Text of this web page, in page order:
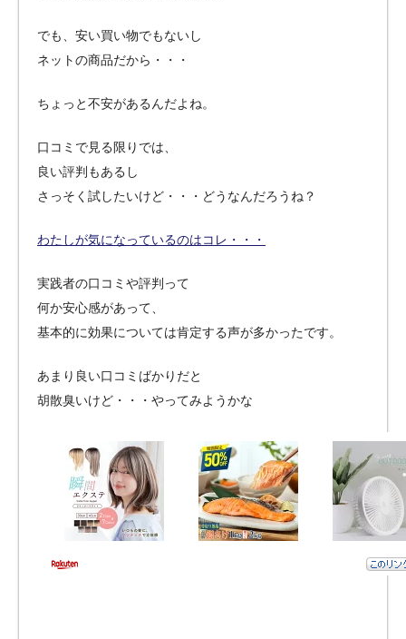
でも、安い買い物でもないし
ネットの商品だから・・・
ちょっと不安があるんだよね。
口コミで見る限りでは、
良い評判もあるし
さっそく試したいけど・・・どうなんだろうね？
わたしが気になっているのはコレ・・・
実践者の口コミや評判って
何か安心感があって、
基本的に効果については肯定する声が多かったです。
あまり良い口コミばかりだと
胡散臭いけど・・・やってみようかな